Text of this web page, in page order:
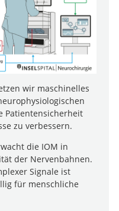
wir maschinelles
Patientensicherheit
zu verbessern.
die IOM in
der Nervenbahnen.
Signale ist
für menschliche